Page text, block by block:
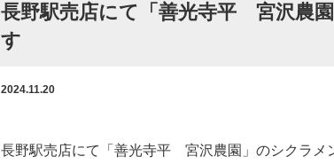
長野駅売店にて「善光寺平 宮沢農
す
2024.11.20
長野駅売店にて「善光寺平 宮沢農園」のシクラメ